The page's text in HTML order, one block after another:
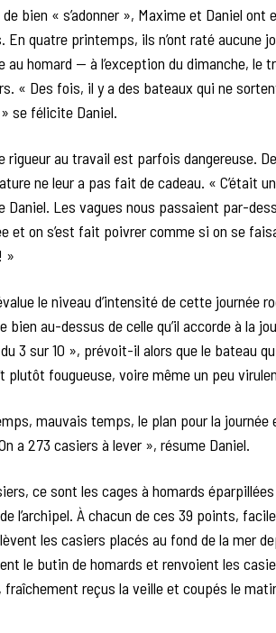
bien « s’adonner », Maxime et Daniel
En quatre printemps, ils n’ont raté aucune
au homard — à l’exception du dimanche, le
« Des fois, il y a des bateaux qui ne
se félicite Daniel.
rigueur au travail est parfois dangereuse.
ne leur a pas fait de cadeau. « C’était
Daniel. Les vagues nous passaient par-
et on s’est fait poivrer comme si on se
»
le niveau d’intensité de cette journée
bien au-dessus de celle qu’il accorde à la
3 sur 10 », prévoit-il alors que le bateau
plutôt fougueuse, voire même un peu
mauvais temps, le plan pour la journée
a 273 casiers à lever », résume Daniel.
ce sont les cages à homards
l’archipel. À chacun de ces 39 points,
les casiers placés au fond de la mer
le butin de homards et renvoient les
reçus la veille et coupés le